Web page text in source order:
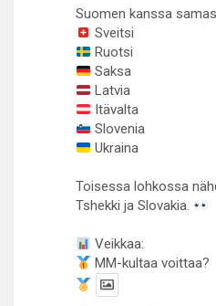
Suomen kanssa
Sveitsi
Ruotsi
Saksa
Latvia
Itävalta
Slovenia
Ukraina
Toisessa lohkossa
Tshekki ja Slovakia.
Veikkaa:
MM-kultaa voittaa?